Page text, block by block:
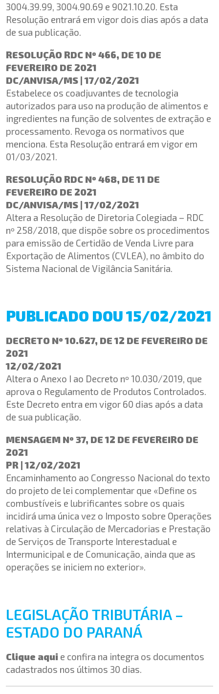
3004.39.99, 3004.90.69 e 9021.10.20. Esta
Resolução entrará em vigor dois dias após a data
de sua publicação.
RESOLUÇÃO RDC Nº 466, DE 10 DE
FEVEREIRO DE 2021
DC/ANVISA/MS | 17/02/2021
Estabelece os coadjuvantes de tecnologia
autorizados para uso na produção de alimentos e
ingredientes na função de solventes de extração e
processamento. Revoga os normativos que
menciona. Esta Resolução entrará em vigor em
01/03/2021.
RESOLUÇÃO RDC Nº 468, DE 11 DE
FEVEREIRO DE 2021
DC/ANVISA/MS | 17/02/2021
Altera a Resolução de Diretoria Colegiada – RDC
nº 258/2018, que dispõe sobre os procedimentos
para emissão de Certidão de Venda Livre para
Exportação de Alimentos (CVLEA), no âmbito do
Sistema Nacional de Vigilância Sanitária.
PUBLICADO DOU 15/02/2021
DECRETO Nº 10.627, DE 12 DE FEVEREIRO DE
2021
12/02/2021
Altera o Anexo I ao Decreto nº 10.030/2019, que
aprova o Regulamento de Produtos Controlados.
Este Decreto entra em vigor 60 dias após a data
de sua publicação.
MENSAGEM Nº 37, DE 12 DE FEVEREIRO DE
2021
PR | 12/02/2021
Encaminhamento ao Congresso Nacional do texto
do projeto de lei complementar que «Define os
combustíveis e lubrificantes sobre os quais
incidirá uma única vez o Imposto sobre Operações
relativas à Circulação de Mercadorias e Prestação
de Serviços de Transporte Interestadual e
Intermunicipal e de Comunicação, ainda que as
operações se iniciem no exterior».
LEGISLAÇÃO TRIBUTÁRIA –
ESTADO DO PARANÁ
Clique aqui e confira na integra os documentos
cadastrados nos últimos 30 dias.